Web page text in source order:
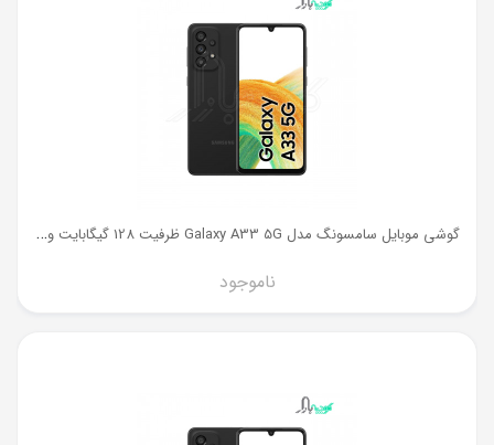
گ
وشی موبایل سامسونگ مدل Galaxy A33 5G ظرفیت 128 گیگابایت و رم 6 گیگ
ناموجود